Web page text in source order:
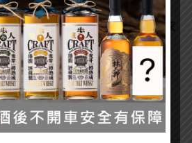
此訂閱電子報，掌握最新酒聞和獨家